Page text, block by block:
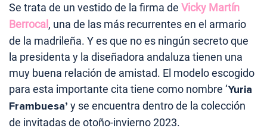
Se trata de un vestido de la firma de Vicky Martín
Berrocal, una de las más recurrentes en el armario
de la madrileña. Y es que no es ningún secreto que
la presidenta y la diseñadora andaluza tienen una
muy buena relación de amistad. El modelo escogido
para esta importante cita tiene como nombre ‘Yuria
Frambuesa’ y se encuentra dentro de la colección
de invitadas de otoño-invierno 2023.